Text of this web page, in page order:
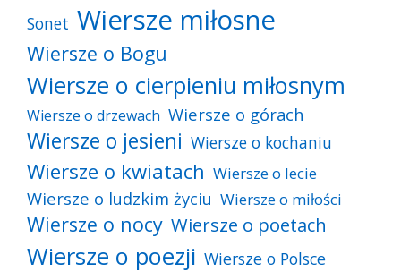
Sonet Wiersze miłosne
Wiersze o Bogu
Wiersze o cierpieniu miłosnym
Wiersze o drzewach Wiersze o górach
Wiersze o jesieni Wiersze o kochaniu
Wiersze o kwiatach Wiersze o lecie
Wiersze o ludzkim życiu Wiersze o miłości
Wiersze o nocy Wiersze o poetach
Wiersze o poezji Wiersze o Polsce